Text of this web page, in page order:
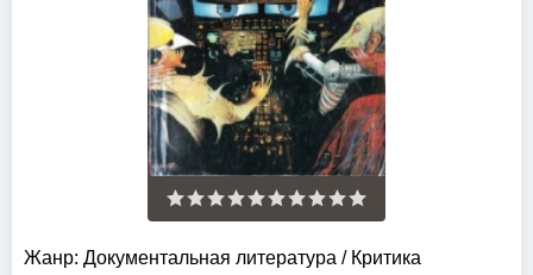
Жанр: Документальная литература / Критика